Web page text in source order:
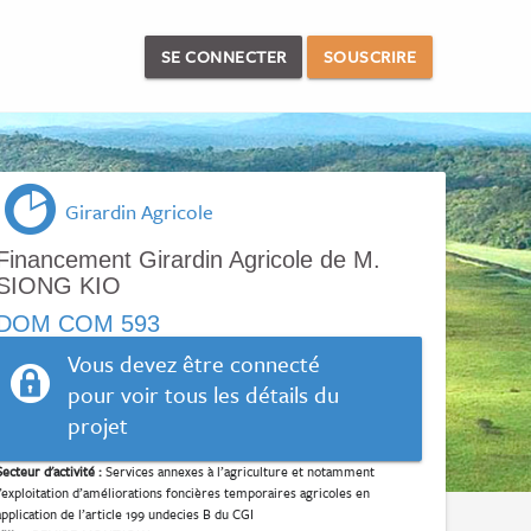
SE CONNECTER SOUSCRIRE
Girardin Agricole
Girardin Agricole de M.
KIO
COM 593
Vous devez être connecté
pour voir tous les détails du
projet
d'activité :Services annexes à l’agriculture et notamment
d’améliorations foncières temporaires agricoles en
de l’article 199 undecies B du CGI